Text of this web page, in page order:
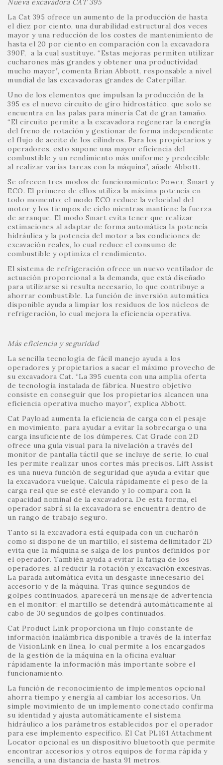
Nueva excavadora CAT 395
La Cat 395 ofrece un aumento de la producción de hasta
el diez por ciento, una durabilidad estructural dos veces
mayor y una reducción de los costes de mantenimiento de
hasta el 20 por ciento en comparación con la excavadora
390F, a la cual sustituye. “Estas mejoras permiten utilizar
cucharones más grandes y obtener una productividad
mucho mayor”, comenta Brian Abbott, responsable a nivel
mundial de las excavadoras grandes de Caterpillar.
Uno de los elementos que impulsan la producción de la
395 es el nuevo circuito de giro hidrostático, que solo se
encuentra en las palas para minería Cat de gran tamaño.
“El circuito permite a la excavadora regenerar la energía
del freno de rotación y gestionar de forma independiente
el flujo de aceite de los cilindros. Para los propietarios y
operadores, esto supone una mayor eficiencia del
combustible y un rendimiento más uniforme y predecible
al realizar varias tareas con la máquina”, añade Abbott.
Se ofrecen tres modos de funcionamiento: Power, Smart y
ECO. El primero de ellos utiliza la máxima potencia en
todo momento; el modo ECO reduce la velocidad del
motor y los tiempos de ciclo mientras mantiene la fuerza
de arranque. El modo Smart evita tener que realizar
estimaciones al adaptar de forma automática la potencia
hidráulica y la potencia del motor a las condiciones de
excavación reales, lo cual reduce el consumo de
combustible y optimiza el rendimiento.
El sistema de refrigeración ofrece un nuevo ventilador de
actuación proporcional a la demanda, que está diseñado
para utilizarse si resulta necesario, lo que contribuye a
ahorrar combustible. La función de inversión automática
disponible ayuda a limpiar los residuos de los núcleos de
refrigeración, lo cual mejora la eficiencia operativa.
Más eficiencia y seguridad
La sencilla tecnología de fácil manejo ayuda a los
operadores y propietarios a sacar el máximo provecho de
su excavadora Cat. “La 395 cuenta con una amplia oferta
de tecnología instalada de fábrica. Nuestro objetivo
consiste en conseguir que los propietarios alcancen una
eficiencia operativa mucho mayor”, explica Abbott.
Cat Payload aumenta la eficiencia de carga con el pesaje
en movimiento, para ayudar a evitar la sobrecarga o una
carga insuficiente de los dúmperes. Cat Grade con 2D
ofrece una guía visual para la nivelación a través del
monitor de pantalla táctil que se incluye de serie, lo cual
les permite realizar unos cortes más precisos. Lift Assist
es una nueva función de seguridad que ayuda a evitar que
la excavadora vuelque. Calcula rápidamente el peso de la
carga real que se esté elevando y lo compara con la
capacidad nominal de la excavadora. De esta forma, el
operador sabrá si la excavadora se encuentra dentro de
un rango de trabajo seguro.
Tanto si la excavadora está equipada con un cucharón
como si dispone de un martillo, el sistema delimitador 2D
evita que la máquina se salga de los puntos definidos por
el operador. También ayuda a evitar la fatiga de los
operadores, al reducir la rotación y excavación excesivas.
La parada automática evita un desgaste innecesario del
accesorio y de la máquina. Tras quince segundos de
golpes continuados, aparecerá un mensaje de advertencia
en el monitor; el martillo se detendrá automáticamente al
cabo de 30 segundos de golpes continuados.
Cat Product Link proporciona un flujo constante de
información inalámbrica disponible a través de la interfaz
de VisionLink en línea, lo cual permite a los encargados
de la gestión de la máquina en la oficina evaluar
rápidamente la información más importante sobre el
funcionamiento.
La función de reconocimiento de implementos opcional
ahorra tiempo y energía al cambiar los accesorios. Un
simple movimiento de un implemento conectado confirma
su identidad y ajusta automáticamente el sistema
hidráulico a los parámetros establecidos por el operador
para ese implemento específico. El Cat PL161 Attachment
Locator opcional es un dispositivo bluetooth que permite
encontrar accesorios y otros equipos de forma rápida y
sencilla, a una distancia de hasta 91 metros.